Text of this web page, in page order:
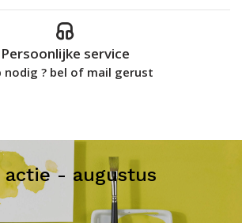
Persoonlijke service
nodig ? bel of mail gerust
- augustus